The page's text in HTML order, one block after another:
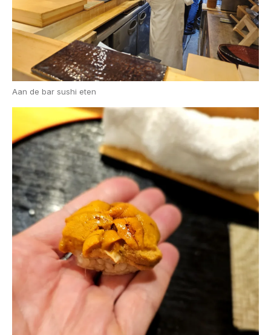
Aan de bar sushi eten